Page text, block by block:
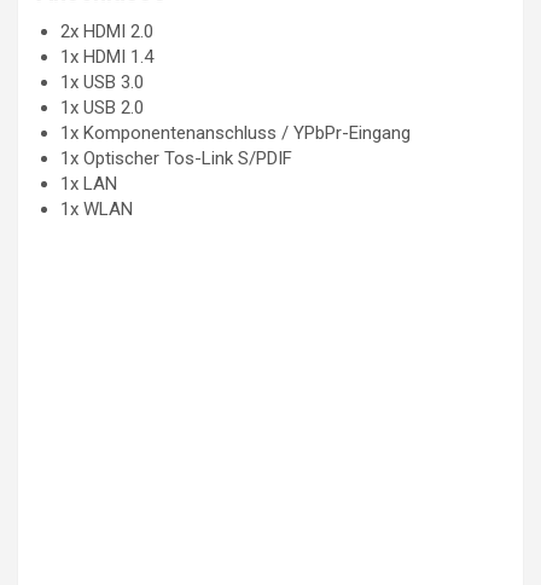
2x HDMI 2.0
1x HDMI 1.4
1x USB 3.0
1x USB 2.0
1x Komponentenanschluss / YPbPr-Eingang
1x Optischer Tos-Link S/PDIF
1x LAN
1x WLAN